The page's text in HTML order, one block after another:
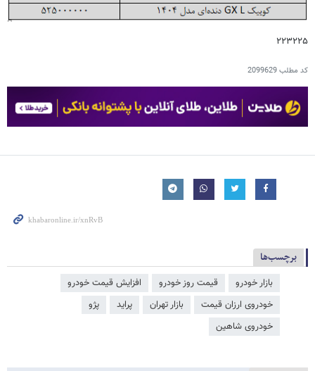
۲۲۳۲۲۵
کد مطلب2099629
برچسب‌ها
بازار خودرو قیمت روز خودرو
افزایش قیمت خودرو
خودروی ارزان قیمت
بازار تهران پراید
پژو
خودروی شاهین